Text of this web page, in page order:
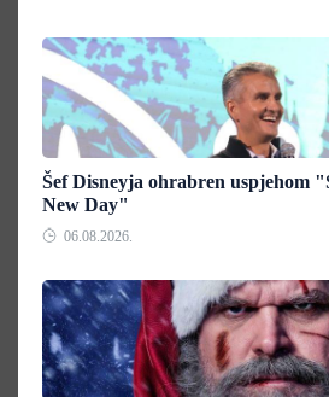
Šef Disneyja ohrabren uspjehom
New Day"
06.08.2026.